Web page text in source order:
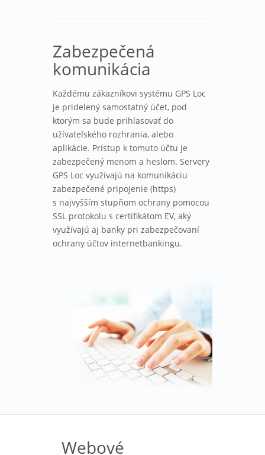
Zabezpečená
komunikácia
Každému zákazníkovi systému GPS Loc
je pridelený samostatný účet, pod
ktorým sa bude prihlasovať do
užívateľského rozhrania, alebo
aplikácie. Prístup k tomuto účtu je
zabezpečený menom a heslom. Servery
GPS Loc využívajú na komunikáciu
zabezpečené pripojenie (https)
s najvyšším stupňom ochrany pomocou
SSL protokolu s certifikátom EV, aký
využívajú aj banky pri zabezpečovaní
ochrany účtov internetbankingu.
Webové